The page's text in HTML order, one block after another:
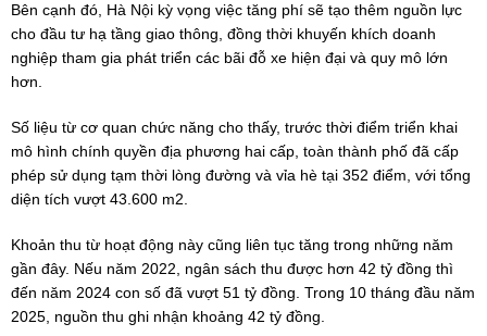
Bên cạnh đó, Hà Nội kỳ vọng việc tăng phí sẽ tạo thêm nguồn lực
cho đầu tư hạ tầng giao thông, đồng thời khuyến khích doanh
nghiệp tham gia phát triển các bãi đỗ xe hiện đại và quy mô lớn
hơn.
Số liệu từ cơ quan chức năng cho thấy, trước thời điểm triển khai
mô hình chính quyền địa phương hai cấp, toàn thành phố đã cấp
phép sử dụng tạm thời lòng đường và vỉa hè tại 352 điểm, với tổng
diện tích vượt 43.600 m2.
Khoản thu từ hoạt động này cũng liên tục tăng trong những năm
gần đây. Nếu năm 2022, ngân sách thu được hơn 42 tỷ đồng thì
đến năm 2024 con số đã vượt 51 tỷ đồng. Trong 10 tháng đầu năm
2025, nguồn thu ghi nhận khoảng 42 tỷ đồng.